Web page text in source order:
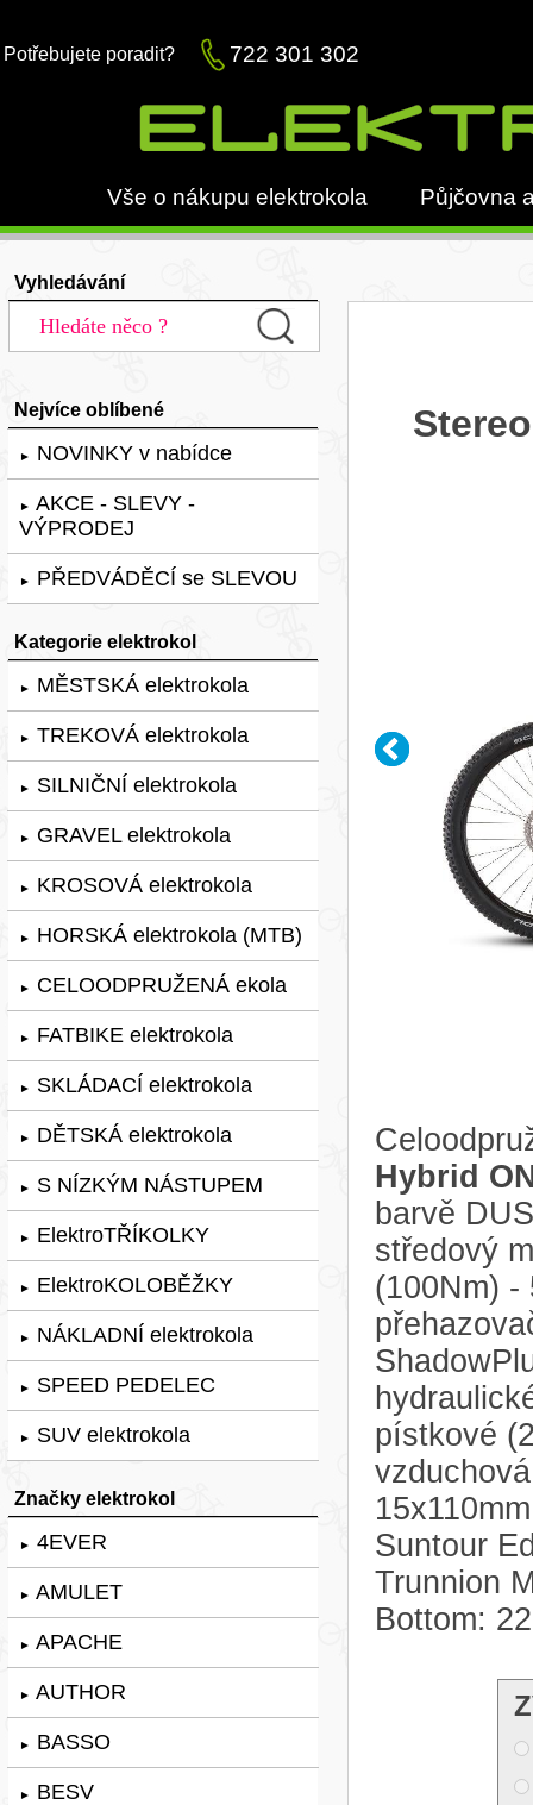
Potřebujete poradit? 722 301 302
Vše o nákupu elektrokola Půjčovna
Vyhledávání
Nejvíce oblíbené
► NOVINKY v nabídce
► AKCE - SLEVY -
VÝPRODEJ
► PŘEDVÁDĚCÍ se SLEVOU
Kategorie elektrokol
► MĚSTSKÁ elektrokola
► TREKOVÁ elektrokola
► SILNIČNÍ elektrokola
► GRAVEL elektrokola
► KROSOVÁ elektrokola
► HORSKÁ elektrokola (MTB)
► CELOODPRUŽENÁ ekola
► FATBIKE elektrokola
► SKLÁDACÍ elektrokola
► DĚTSKÁ elektrokola
► S NÍZKÝM NÁSTUPEM
► ElektroTŘÍKOLKY
► ElektroKOLOBĚŽKY
► NÁKLADNÍ elektrokola
► SPEED PEDELEC
► SUV elektrokola
Značky elektrokol
► 4EVER
► AMULET
► APACHE
► AUTHOR
► BASSO
► BESV
Hybrid
barvě
středový
(100Nm) -
pístkové
Suntour
Trunnion
Bottom: